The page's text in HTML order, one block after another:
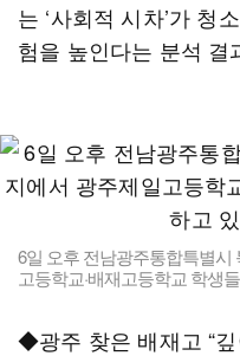
는 ‘사회적 시차’가 청
험을 높인다는 분석 결
6일 오후 전남광주통합특별시
고등학교·배재고등학교 학생
◆광주 찾은 배재고 “